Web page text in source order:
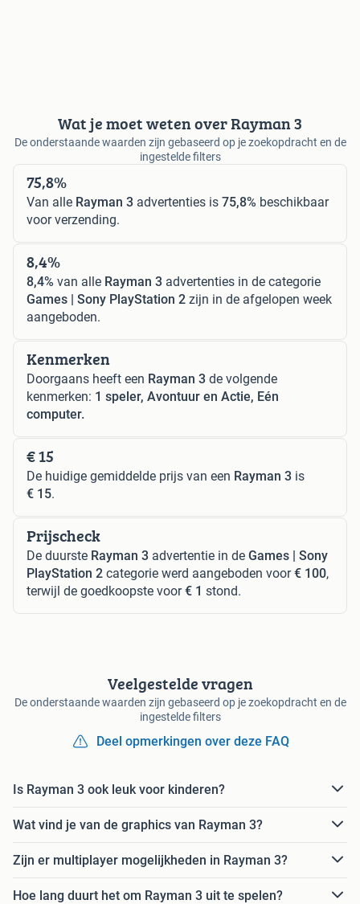
Wat je moet weten over Rayman 3
De onderstaande waarden zijn gebaseerd op je zoekopdracht en de
ingestelde filters
75,8%
Van alle Rayman 3 advertenties is 75,8% beschikbaar
voor verzending.
8,4%
8,4% van alle Rayman 3 advertenties in de categorie
Games | Sony PlayStation 2 zijn in de afgelopen week
aangeboden.
Kenmerken
Doorgaans heeft een Rayman 3 de volgende
kenmerken: 1 speler, Avontuur en Actie, Eén
computer.
€ 15
De huidige gemiddelde prijs van een Rayman 3 is
€ 15.
Prijscheck
De duurste Rayman 3 advertentie in de Games | Sony
PlayStation 2 categorie werd aangeboden voor€ 100,
terwijl de goedkoopste voor€ 1 stond.
Veelgestelde vragen
De onderstaande waarden zijn gebaseerd op je zoekopdracht en de
ingestelde filters
Deel opmerkingen over deze FAQ
Is Rayman 3 ook leuk voor kinderen?
Wat vind je van de graphics van Rayman 3?
Zijn er multiplayer mogelijkheden in Rayman 3?
Hoe lang duurt het om Rayman 3 uit te spelen?